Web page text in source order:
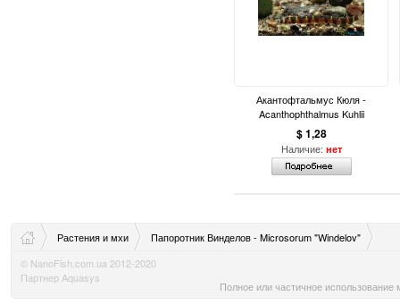
Акантофтальмус Кюля -
Acanthophthalmus Kuhlii
$ 1,28
Наличие: нет
Растения и мхи
Папоротник Винделов - Microsorum "Windelov"
© NanoFish.com.ua 2012-2020
Партнер Aquasys
Полное или частичное